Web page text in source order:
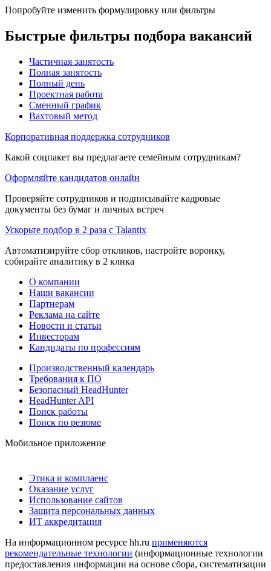
Попробуйте изменить формулировку или фильтры
Быстрые фильтры подбора вакансий
Частичная занятость
Полная занятость
Полный день
Проектная работа
Сменный график
Вахтовый метод
Корпоративная поддержка сотрудников
Какой соцпакет вы предлагаете семейным сотрудникам?
Оформляйте кандидатов онлайн
Проверяйте сотрудников и подписывайте кадровые
документы без бумаг и личных встреч
Ускорьте подбор в 2 раза с Talantix
Автоматизируйте сбор откликов, настройте воронку,
собирайте аналитику в 2 клика
О компании
Наши вакансии
Партнерам
Реклама на сайте
Новости и статьи
Инвесторам
Кандидаты по профессиям
Производственный календарь
Требования к ПО
Безопасный HeadHunter
HeadHunter API
Поиск работы
Поиск по резюме
Мобильное приложение
Этика и комплаенс
Оказание услуг
Использование сайтов
Защита персональных данных
ИТ аккредитация
На информационном ресурсе hh.ru применяются
рекомендательные технологии (информационные технологии
предоставления информации на основе сбора, систематизации